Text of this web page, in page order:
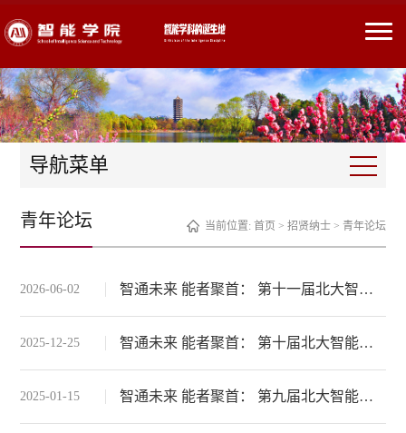
导航菜单
当前位置: 首页 > 招贤纳士> 青年论坛
青年论坛
2026-06-02 智通未来 能者聚首： 第十一届北大智能青年论坛
2025-12-25 智通未来 能者聚首： 第十届北大智能青年论坛
2025-01-15 智通未来 能者聚首： 第九届北大智能青年论坛